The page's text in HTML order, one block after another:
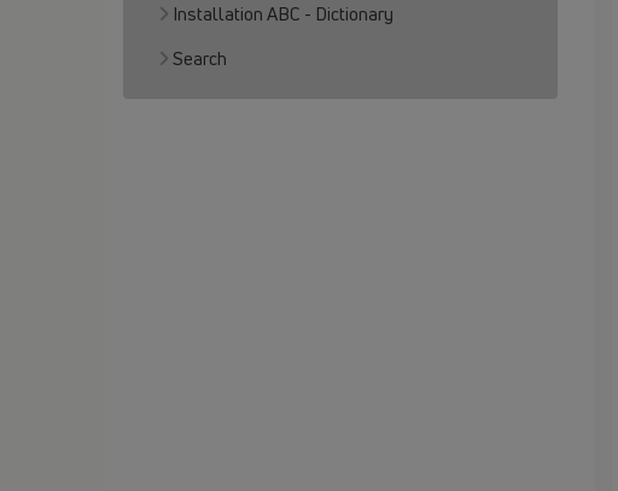
Installation ABC - Dictionary
Search